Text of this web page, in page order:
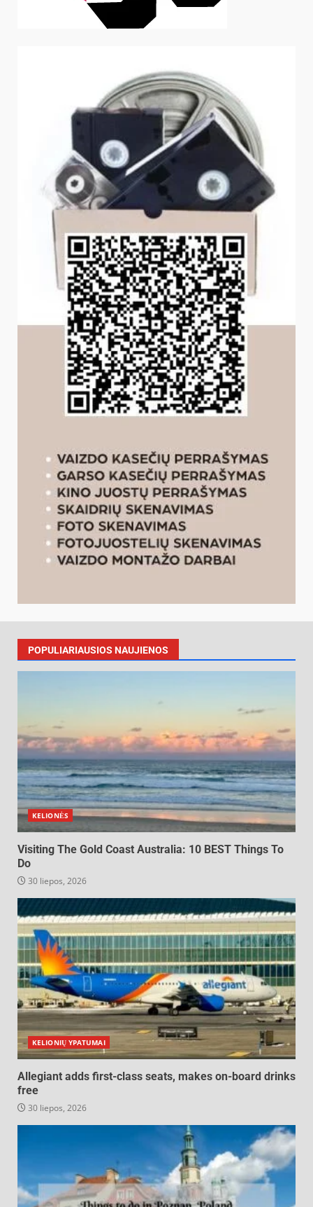
POPULIARIAUSIOS NAUJIENOS
KELIONĖS
Visiting The Gold Coast Australia: 10 BEST Things To
Do
30 liepos, 2026
KELIONIŲ YPATUMAI
Allegiant adds first-class seats, makes on-board drinks
free
30 liepos, 2026